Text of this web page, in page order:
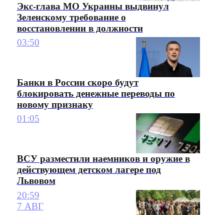
Экс-глава МО Украины выдвинул
Зеленскому требование о
восстановлении в должности
03:50
Банки в России скоро будут
блокировать денежные переводы по
новому признаку
01:05
ВСУ разместили наемников и оружие в
действующем детском лагере под
Львовом
20:59
7 АВГ